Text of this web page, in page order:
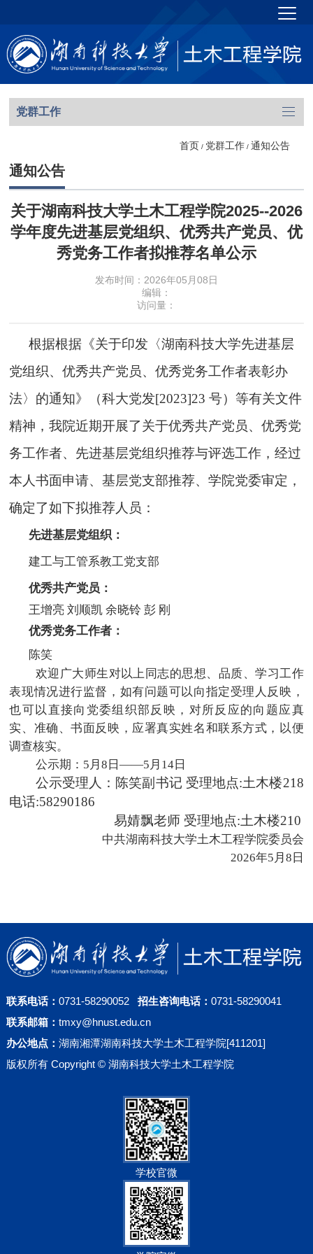
党群工作
首页 / 党群工作/ 通知公告
通知公告
关于湖南科技大学土木工程学院2025--2026
学年度先进基层党组织、优秀共产党员、优
秀党务工作者拟推荐名单公示
发布时间：2026年05月08日
编辑：
访问量：
根据根据《关于印发〈湖南科技大学先进基层
党组织、优秀共产党员、优秀党务工作者表彰办
法〉的通知》（科大党发[2023]23 号）等有关文件
精神，我院近期开展了关于优秀共产党员、优秀党
务工作者、先进基层党组织推荐与评选工作，经过
本人书面申请、基层党支部推荐、学院党委审定，
确定了如下拟推荐人员：
先进基层党组织：
建工与工管系教工党支部
优秀共产党员：
王增亮 刘顺凯 余晓铃 彭 刚
优秀党务工作者：
陈笑
欢迎广大师生对以上同志的思想、品质、学习工作
表现情况进行监督，如有问题可以向指定受理人反映，
也可以直接向党委组织部反映，对所反应的向题应真
实、准确、书面反映，应署真实姓名和联系方式，以便
调查核实。
公示期：5月8日——5月14日
公示受理人：陈笑副书记 受理地点:土木楼218
电话:58290186
易婧飘老师 受理地点:土木楼210
中共湖南科技大学土木工程学院委员会
2026年5月8日
联系电话： 0731-58290052 招生咨询电话： 0731-58290041
联系邮箱： tmxy@hnust.edu.cn
办公地点： 湖南湘潭湖南科技大学土木工程学院[411201]
版权所有 Copyright © 湖南科技大学土木工程学院
学校官微